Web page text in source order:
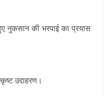
नुकसान की भरपाई का प्रयास
उदाहरण।